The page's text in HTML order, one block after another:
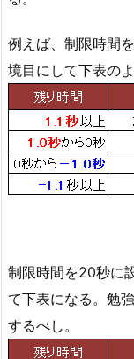
例えば、制限時間
境目にして下表の
制限時間を20秒に
て下表になる。勉
するべし。